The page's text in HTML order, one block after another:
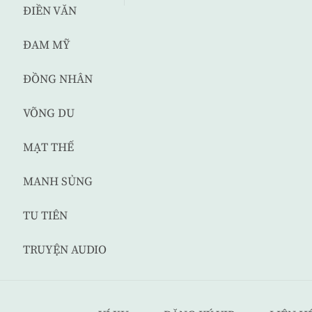
ĐIỀN VĂN
ĐAM MỸ
ĐỒNG NHÂN
VÕNG DU
MẠT THẾ
MANH SỦNG
TU TIÊN
TRUYỆN AUDIO